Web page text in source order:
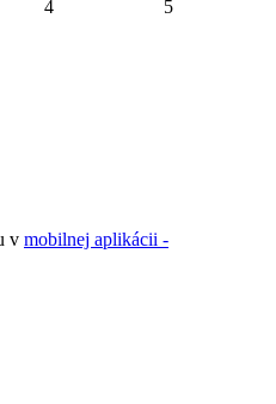
4 5
v mobilnej aplikácii -